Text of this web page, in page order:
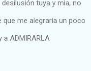
tuya y mia, no
me alegraría un poco
a ADMIRARLA